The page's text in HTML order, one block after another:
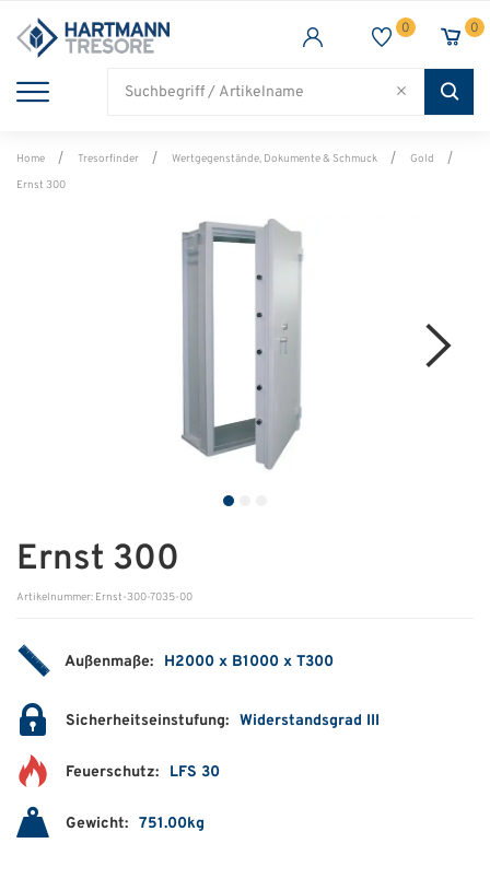
TRESORE
WAFFENSCHRANK
FEUERSCHUTZ
BRANCHEN
Messen & Events
Presse
Qualitätspolitik
Karriere
0 0
Home Tresorfinder Wertgegenstände, Dokumente & Schmuck
Gold
Ernst 300
Ernst 300
Artikelnummer: Ernst-300-7035-00
Außenmaße: H2000 x B1000 x T300
Sicherheitseinstufung: Widerstandsgrad III
Feuerschutz: LFS 30
Gewicht: 751.00kg